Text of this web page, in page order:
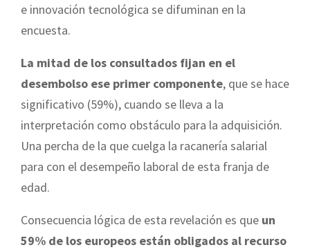
e innovación tecnológica se difuminan en la
encuesta.
La mitad de los consultados fijan en el
desembolso ese primer componente, que se hace
significativo (59%), cuando se lleva a la
interpretación como obstáculo para la adquisición.
Una percha de la que cuelga la racanería salarial
para con el desempeño laboral de esta franja de
edad.
Consecuencia lógica de esta revelación es que un
59% de los europeos están obligados al recurso